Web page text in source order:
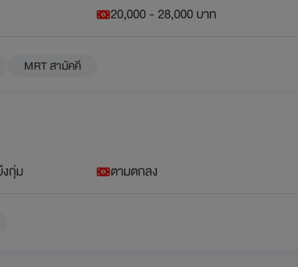
20,000 - 28,000 บาท
MRT สามัคคี
กุ่ม ตามตกลง